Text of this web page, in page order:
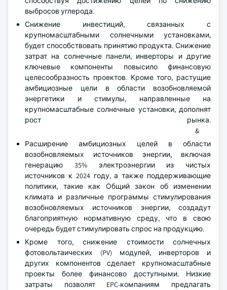
выбросов углерода.
Снижение инвестиций, связанных с
крупномасштабными солнечными установками,
будет способствовать принятию продукта. Снижение
затрат на солнечные панели, инверторы и другие
ключевые компоненты повысило финансовую
целесообразность проектов. Кроме того, растущие
амбициозные цели в области возобновляемой
энергетики и стимулы, направленные на
крупномасштабные солнечные установки, дополнят
рост рынка.
&
Расширение амбициозных целей в области
возобновляемых источников энергии, включая
генерацию 35% электроэнергии из чистых
источников к 2024 году, а также поддерживающие
политики, такие как Общий закон об изменении
климата и различные программы стимулирования
возобновляемых источников энергии, создадут
благоприятную нормативную среду, что в свою
очередь будет стимулировать спрос на продукцию.
Кроме того, снижение стоимости солнечных
фотовольтаических (PV) модулей, инверторов и
других компонентов сделает крупномасштабные
проекты более финансово доступными. Низкие
затраты позволят EPC-компаниям предлагать